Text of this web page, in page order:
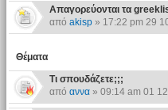
Απαγορεύονται τα
από akisp» 17:22 pm 29
Θέματα
Τι σπουδάζετε;;;
από αννα» 09:14 am 01